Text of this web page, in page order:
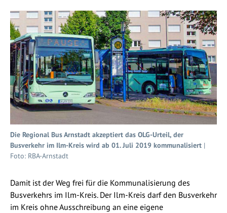
Die Regional Bus Arnstadt akzeptiert das OLG-Urteil, der
Busverkehr im Ilm-Kreis wird ab 01. Juli 2019 kommunalisiert |
Foto: RBA-Arnstadt
Damit ist der Weg frei für die Kommunalisierung des
Busverkehrs im Ilm-Kreis. Der Ilm-Kreis darf den Busverkehr
im Kreis ohne Ausschreibung an eine eigene